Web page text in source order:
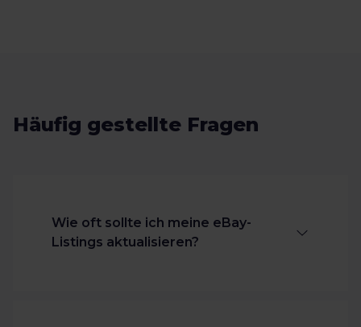
Häufig gestellte Fragen
Wie oft sollte ich meine eBay-
Listings aktualisieren?